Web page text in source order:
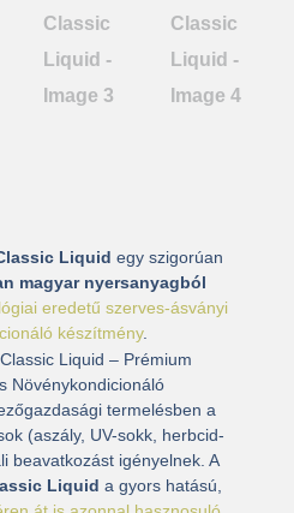
Liquid egy szigorúan
magyar nyersanyagból
eredetű szerves-ásványi
készítmény.
Liquid – Prémium
Növénykondicionáló
termelésben a
(aszály, UV-sokk, herbcid-
beavatkozást igényelnek. A
Liquid a gyors hatású,